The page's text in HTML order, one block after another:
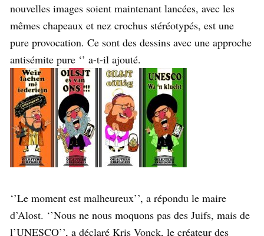
nouvelles images soient maintenant lancées, avec les
mêmes chapeaux et nez crochus stéréotypés, est une
pure provocation. Ce sont des dessins avec une approche
antisémite pure ‘’ a-t-il ajouté.
‘’Le moment est malheureux’’, a répondu le maire
d’Alost. ‘’Nous ne nous moquons pas des Juifs, mais de
l’UNESCO’’, a déclaré Kris Vonck, le créateur des